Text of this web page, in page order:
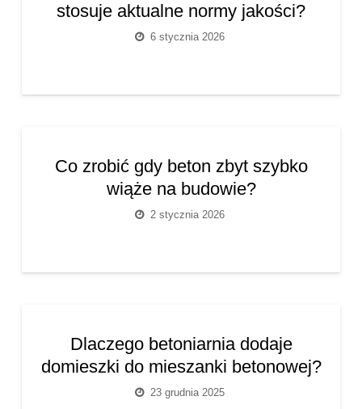
stosuje aktualne normy jakości?
6 stycznia 2026
Co zrobić gdy beton zbyt szybko
wiąże na budowie?
2 stycznia 2026
Dlaczego betoniarnia dodaje
domieszki do mieszanki betonowej?
23 grudnia 2025